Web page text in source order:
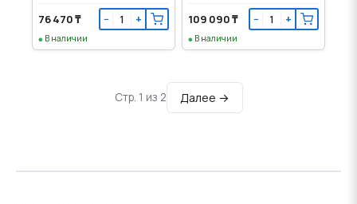
76 470 ₸ − +
В наличии
109 090 ₸ − +
В наличии
Стр. 1 из 2 Далее →